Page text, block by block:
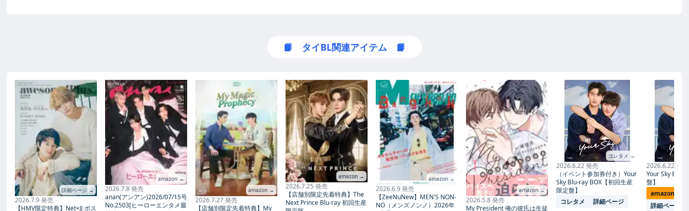
📙 タイBL関連アイテム 📙
詳細ページ →
2026.7.9 発売
【HMV限定特典】Net×JJ ポス
amazon →
2026.7.8 発売
anan(アンアン)2026/07/15号
No.2503[ヒーローエンタメ最
amazon →
2026.7.27 発売
【店舗別限定先着特典】My
amazon →
2026.7.25 発売
【店舗別限定先着特典】The
Next Prince Blu-ray 初回生産
amazon →
2026.6.9 発売
【ZeeNuNew】MEN'S NON-
NO（メンズノンノ）2026年
amazon →
2026.5.8 発売
My President 俺の彼氏は生徒
コレタメ →
2026.6.22 発売
（イベント参加券付き）Your
Sky Blu-ray BOX【初回生産
限定盤】
コレタメ
詳細ページ
2026.6.22 発売
Your Sky Blu-
盤】
amazon
詳細ページ